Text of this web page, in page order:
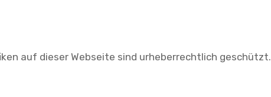
auf dieser Webseite sind urheberrechtlich geschützt.